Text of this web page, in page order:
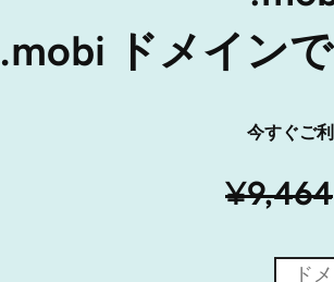
.mobi ドメイン
今すぐご
¥9,464